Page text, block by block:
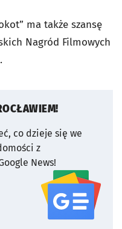
ma także szansę
Nagród Filmowych
co dzieje się we
z
News!
serwisu